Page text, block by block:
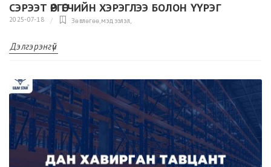
СЭРЭЭТ ӨРГӨГЧИЙН ХЭРЭГЛЭЭ БОЛОН ҮҮРЭГ
2025-07-18 Зөвлөгөө,мэдээлэл,
Дэлгэрэнгүй